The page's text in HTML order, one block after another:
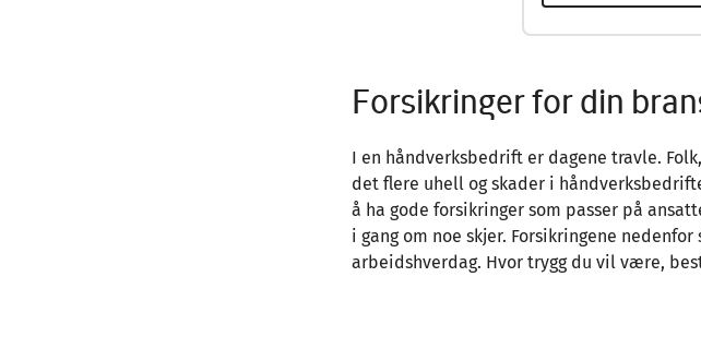
Forsikringer for din
I en håndverksbedrift er dagene travle.
det flere uhell og skader i
å ha gode forsikringer som passer på
i gang om noe skjer. Forsikringene
arbeidshverdag. Hvor trygg du vil være,